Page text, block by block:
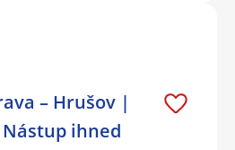
– Hrušov |
ihned